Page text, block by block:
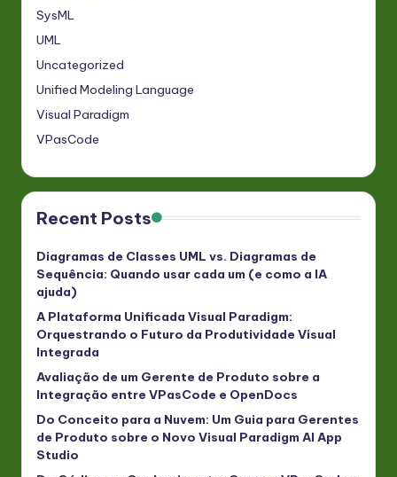
SysML
UML
Uncategorized
Unified Modeling Language
Visual Paradigm
VPasCode
Recent Posts
Diagramas de Classes UML vs. Diagramas de
Sequência: Quando usar cada um (e como a IA
ajuda)
A Plataforma Unificada Visual Paradigm:
Orquestrando o Futuro da Produtividade Visual
Integrada
Avaliação de um Gerente de Produto sobre a
Integração entre VPasCode e OpenDocs
Do Conceito para a Nuvem: Um Guia para Gerentes
de Produto sobre o Novo Visual Paradigm AI App
Studio